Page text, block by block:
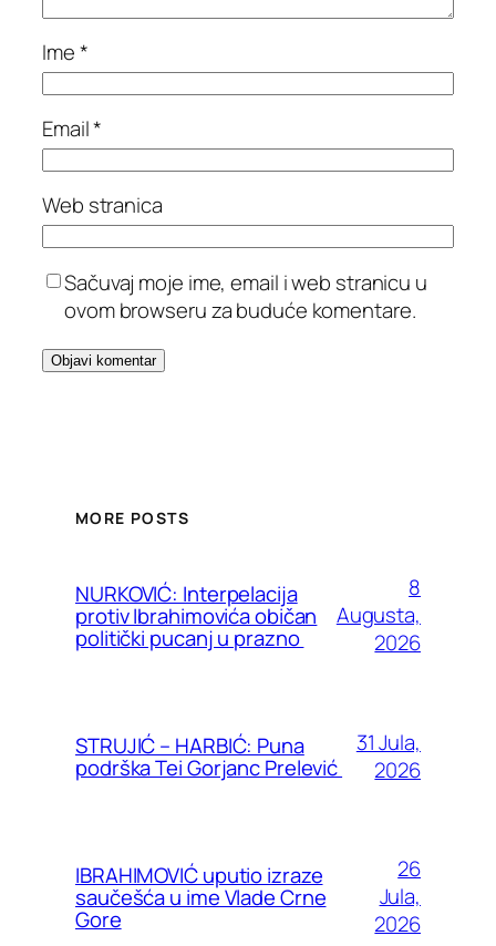
Ime*
Email*
Web stranica
Sačuvaj moje ime, email i web stranicu u
ovom browseru za buduće komentare.
MORE POSTS
NURKOVIĆ: Interpelacija
protiv Ibrahimovića običan
politički pucanj u prazno
8
Augusta,
2026
STRUJIĆ – HARBIĆ: Puna
podrška Tei Gorjanc Prelević
31 Jula,
2026
IBRAHIMOVIĆ uputio izraze
saučešća u ime Vlade Crne
Gore
26
Jula,
2026